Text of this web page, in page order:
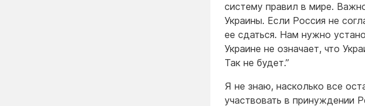
систему правил в мире.
Украины. Если Россия не
ее сдаться. Нам нужно
Украине не означает, что
Так не будет.”
Я не знаю, насколько все
участвовать в принуждении